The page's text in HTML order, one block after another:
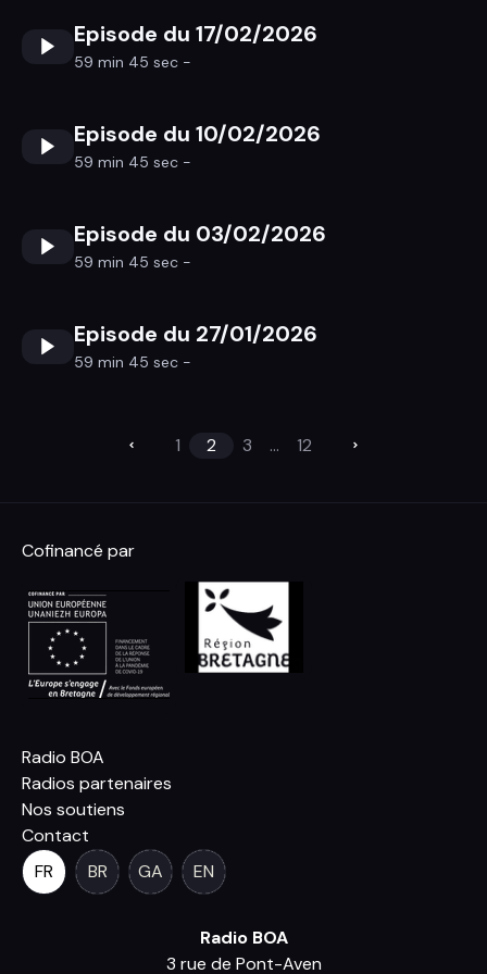
Episode du 17/02/2026
59 min 45 sec -
Episode du 10/02/2026
59 min 45 sec -
Episode du 03/02/2026
59 min 45 sec -
Episode du 27/01/2026
59 min 45 sec -
1 2 3 ... 12
Cofinancé par
Radio BOA
Radios partenaires
Nos soutiens
Contact
FR
BR GA EN
Radio BOA
3 rue de Pont-Aven